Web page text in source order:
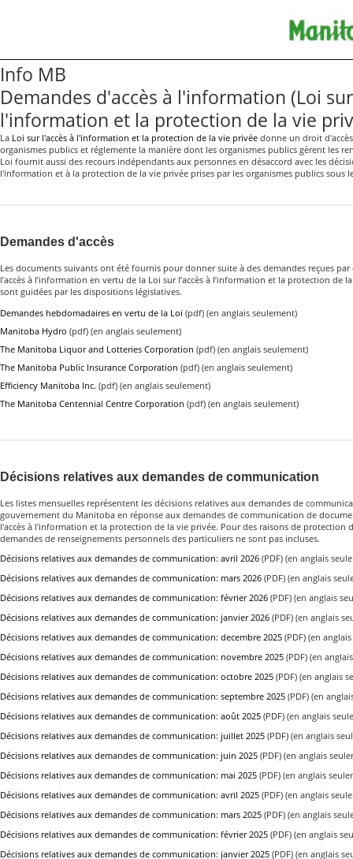
Info MB
Demandes d'accès à l'information (Loi
l'information et la protection de la vie
La Loi sur l'accès à l'information et la protection de la vie privée donne un droit
organismes publics et réglemente la manière dont les organismes publics gèrent les
Loi fournit aussi des recours indépendants aux personnes en désaccord avec les
l'information et à la protection de la vie privée prises par les organismes publics sous
Demandes d'accès
Les documents suivants ont été fournis pour donner suite à des demandes reçues
l’accès à l’information en vertu de la Loi sur l’accès à l’information et la protection de
sont guidées par les dispositions législatives.
Demandes hebdomadaires en vertu de la Loi (pdf) (en anglais seulement)
Manitoba Hydro (pdf) (en anglais seulement)
The Manitoba Liquor and Lotteries Corporation (pdf) (en anglais seulement)
The Manitoba Public Insurance Corporation (pdf) (en anglais seulement)
Efficiency Manitoba Inc. (pdf) (en anglais seulement)
The Manitoba Centennial Centre Corporation (pdf) (en anglais seulement)
Décisions relatives aux demandes de communication
Les listes mensuelles représentent les décisions relatives aux demandes de
gouvernement du Manitoba en réponse aux demandes de communication de
l'accès à l'information et la protection de la vie privée. Pour des raisons de protection
demandes de renseignements personnels des particuliers ne sont pas incluses.
Décisions relatives aux demandes de communication: avril 2026 (PDF) (en anglais
Décisions relatives aux demandes de communication: mars 2026 (PDF) (en anglais
Décisions relatives aux demandes de communication: février 2026 (PDF) (en anglais
Décisions relatives aux demandes de communication: janvier 2026 (PDF) (en anglais
Décisions relatives aux demandes de communication: decembre 2025 (PDF) (en
Décisions relatives aux demandes de communication: novembre 2025 (PDF) (en
Décisions relatives aux demandes de communication: octobre 2025 (PDF) (en anglais
Décisions relatives aux demandes de communication: septembre 2025 (PDF) (en
Décisions relatives aux demandes de communication: août 2025 (PDF) (en anglais
Décisions relatives aux demandes de communication: juillet 2025 (PDF) (en anglais
Décisions relatives aux demandes de communication: juin 2025 (PDF) (en anglais
Décisions relatives aux demandes de communication: mai 2025 (PDF) (en anglais
Décisions relatives aux demandes de communication: avril 2025 (PDF) (en anglais
Décisions relatives aux demandes de communication: mars 2025 (PDF) (en anglais
Décisions relatives aux demandes de communication: février 2025 (PDF) (en anglais
Décisions relatives aux demandes de communication: janvier 2025 (PDF) (en anglais